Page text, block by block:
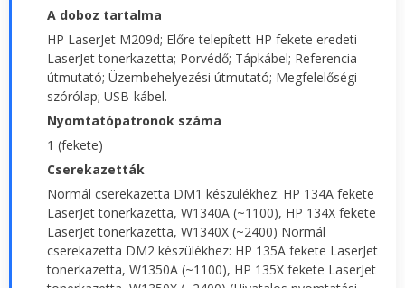
A doboz tartalma
HP LaserJet M209d; Előre telepített HP fekete eredeti
LaserJet tonerkazetta; Porvédő; Tápkábel; Referencia-
útmutató; Üzembehelyezési útmutató; Megfelelőségi
szórólap; USB-kábel.
Nyomtatópatronok száma
1 (fekete)
Cserekazetták
Normál cserekazetta DM1 készülékhez: HP 134A fekete
LaserJet tonerkazetta, W1340A (~1100), HP 134X fekete
LaserJet tonerkazetta, W1340X (~2400) Normál
cserekazetta DM2 készülékhez: HP 135A fekete LaserJet
tonerkazetta, W1350A (~1100), HP 135X fekete LaserJet